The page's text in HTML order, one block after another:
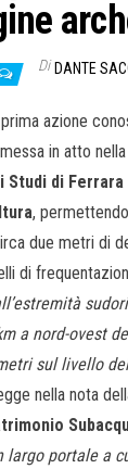
Di DANTE
prima azione
in atto nella
Studi di Ferrara
,
due metri di
di
a nord-ovest
sul livello
nella nota
largo portale a